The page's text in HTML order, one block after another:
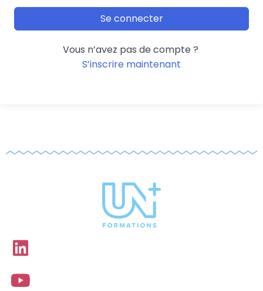
Se connecter
Vous n’avez pas de compte ?
S’inscrire maintenant